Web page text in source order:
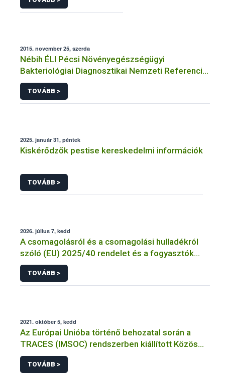
2015. november 25, szerda
Nébih ÉLI Pécsi Növényegészségügyi
Bakteriológiai Diagnosztikai Nemzeti Referencia
Laboratórium
TOVÁBB >
2025. január 31, péntek
Kiskérődzők pestise kereskedelmi információk
TOVÁBB >
2026. július 7, kedd
A csomagolásról és a csomagolási hulladékról
szóló (EU) 2025/40 rendelet és a fogyasztók
élelmiszerekkel kapcsolatos tájékoztatásáról
szóló 1169/2011/EU rendelet jelölési
kötelezettségeinek összehangolásáról szóló
TOVÁBB >
2021. október 5, kedd
Az Európai Unióba történő behozatal során a
TRACES (IMSOC) rendszerben kiállított Közös
Egészségügyi Beléptetési Okmány: KEBO-D
(angolul: CHEDD) használata
TOVÁBB >